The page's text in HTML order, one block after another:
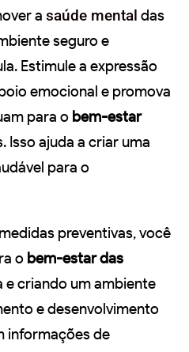
a saúde mental das
seguro e
Estimule a expressão
emocional e promova
para o bem-estar
Isso ajuda a criar uma
para o
preventivas, você
o bem-estar das
e criando um ambiente
e desenvolvimento
informações de